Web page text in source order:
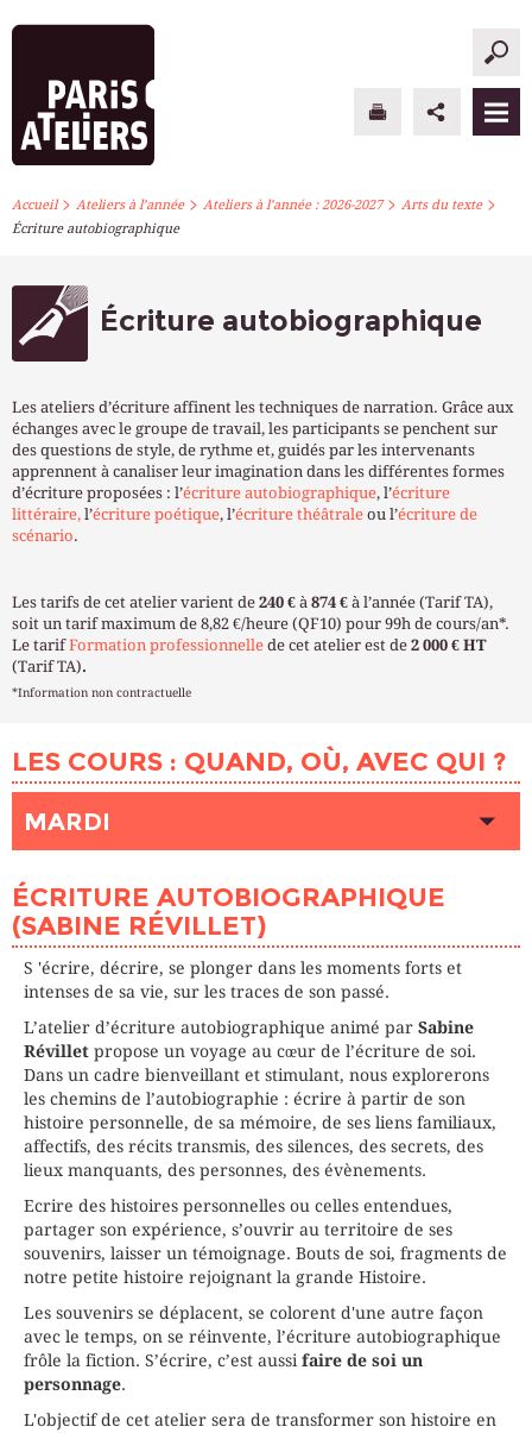
PARIS ATELIERS
ATELIERS À L’ANNÉE
INFOS PRATIQUES
S’INSCRIRE
Accueil> Ateliers à l’année> Ateliers à l’année : 2026-2027> Arts du texte>
Écriture autobiographique
Écriture autobiographique
Les ateliers d’écriture affinent les techniques de narration. Grâce aux
échanges avec le groupe de travail, les participants se penchent sur
des questions de style, de rythme et, guidés par les intervenants
apprennent à canaliser leur imagination dans les différentes formes
d’écriture proposées : l’écriture autobiographique, l’écriture
littéraire, l’écriture poétique, l’écriture théâtrale ou l’écriture de
scénario.
Les tarifs de cet atelier varient de 240 € à 874 € à l’année (Tarif TA),
soit un tarif maximum de 8,82 €/heure (QF10) pour 99h de cours/an*.
Le tarifFormation professionnelle de cet atelier est de 2 000 € HT
(Tarif TA).
*Information non contractuelle
LES COURS : QUAND, OÙ, AVEC QUI ?
MARDI
LIEU SAMPAIX (Paris 10ème)
INTERVENANT (E) RÉVILLET Sabine
PLACES DISPONIBLES Complet
ÉCRITURE AUTOBIOGRAPHIQUE
(SABINE RÉVILLET)
S 'écrire, décrire, se plonger dans les moments forts et
intenses de sa vie, sur les traces de son passé.
L’atelier d’écriture autobiographique animé par Sabine
Révillet propose un voyage au cœur de l’écriture de soi.
Dans un cadre bienveillant et stimulant, nous explorerons
les chemins de l’autobiographie : écrire à partir de son
histoire personnelle, de sa mémoire, de ses liens familiaux,
affectifs, des récits transmis, des silences, des secrets, des
lieux manquants, des personnes, des évènements.
Ecrire des histoires personnelles ou celles entendues,
partager son expérience, s’ouvrir au territoire de ses
souvenirs, laisser un témoignage. Bouts de soi, fragments de
notre petite histoire rejoignant la grande Histoire.
Les souvenirs se déplacent, se colorent d'une autre façon
avec le temps, on se réinvente, l’écriture autobiographique
frôle la fiction. S’écrire, c’est aussi faire de soi un
personnage.
L'objectif de cet atelier sera de transformer son histoire en